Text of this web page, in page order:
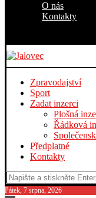
O nás
Kontakty
Zpravodajství
Sport
Zadat inzerci
Plošná
Řádková
Předplatné
Kontakty
Pátek, 7 srpna, 2026